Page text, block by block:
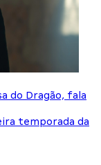
do Dragão, fala
temporada da